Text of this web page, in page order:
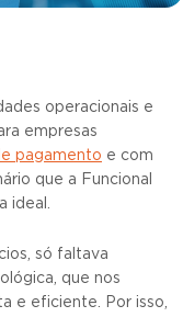
operacionais e
empresas
pagamento e com
que a Funcional
ideal.
só faltava
que nos
e eficiente. Por isso,